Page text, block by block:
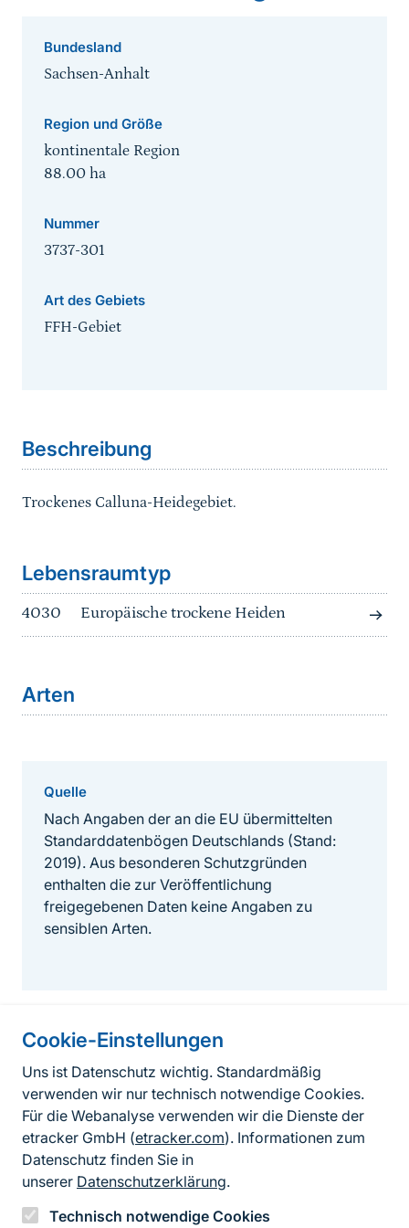
Cookie-Einstellungen
Uns ist Datenschutz wichtig. Standardmäßig
verwenden wir nur technisch notwendige Cookies.
Für die Webanalyse verwenden wir die Dienste der
etracker GmbH (etracker.com). Informationen zum
Datenschutz finden Sie in
unserer Datenschutzerklärung.
Technisch notwendige Cookies
Bundesland
Sachsen-Anhalt
Region und Größe
kontinentale Region
88.00 ha
Nummer
3737-301
Art des Gebiets
FFH-Gebiet
Beschreibung
Trockenes Calluna-Heidegebiet.
Lebensraumtyp
4030 Europäische trockene Heiden
Arten
Quelle
Nach Angaben der an die EU übermittelten
Standarddatenbögen Deutschlands (Stand:
2019). Aus besonderen Schutzgründen
enthalten die zur Veröffentlichung
freigegebenen Daten keine Angaben zu
sensiblen Arten.
Informationen zur Seite
FußzeileKontakt zum BfN
Kontaktformular
Erklärung zur Barrierefreiheit
Impressum